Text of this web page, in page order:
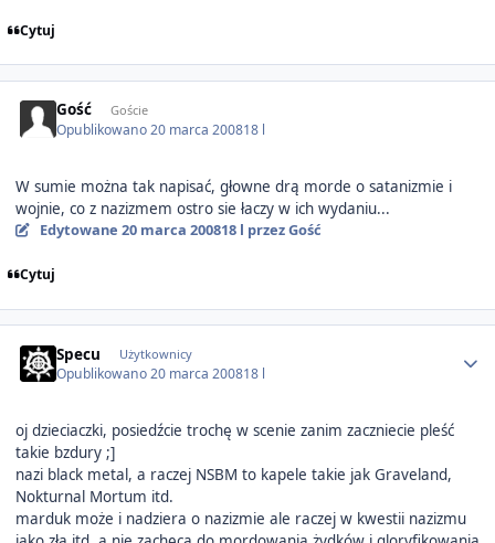
Cytuj
Gość Goście
Opublikowano20 marca 200818 l
W sumie można tak napisać, głowne drą morde o satanizmie i
wojnie, co z nazizmem ostro sie łaczy w ich wydaniu...
Edytowane 20 marca 200818 l przez Gość
Cytuj
Specu Użytkownicy
Opublikowano20 marca 200818 l
oj dzieciaczki, posiedźcie trochę w scenie zanim zaczniecie pleść
takie bzdury ;]
nazi black metal, a raczej NSBM to kapele takie jak Graveland,
Nokturnal Mortum itd.
marduk może i nadziera o nazizmie ale raczej w kwestii nazizmu